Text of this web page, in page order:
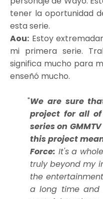
tener la oportunidad
esta serie.
Aou: Estoy
mi primera serie.
significa mucho para
enseñó mucho.
We are sure
project for all
series on
this project
Force: It's a
truly beyond my
the
a long time and